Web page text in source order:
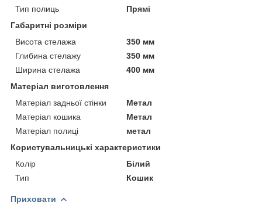
Тип полиць
Прямі
Габаритні розміри
Висота стелажа
350 мм
Глибина стелажу
350 мм
Ширина стелажа
400 мм
Матеріал виготовлення
Матеріал задньої стінки
Метал
Матеріал кошика
Метал
Матеріал полиці
метал
Користувальницькі характеристики
Колір
Білий
Тип
Кошик
Приховати